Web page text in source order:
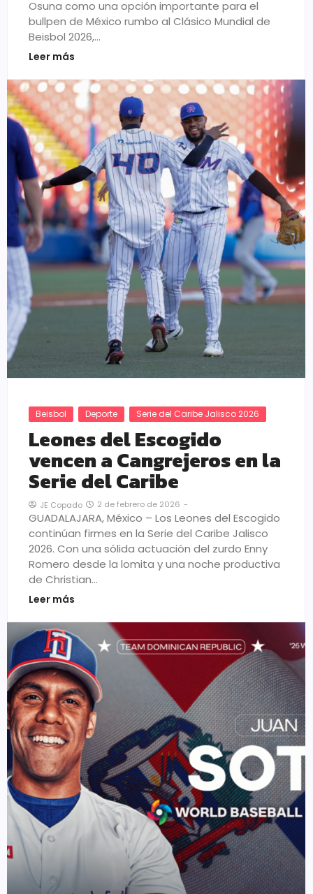
Osuna como una opción importante para el
bullpen de México rumbo al Clásico Mundial de
Beisbol 2026,…
Leer más
Beisbol Deporte Serie del Caribe Jalisco 2026
Leones del Escogido
vencen a Cangrejeros en la
Serie del Caribe
JE Copado 2 de febrero de 2026 -
GUADALAJARA, México – Los Leones del Escogido
continúan firmes en la Serie del Caribe Jalisco
2026. Con una sólida actuación del zurdo Enny
Romero desde la lomita y una noche productiva
de Christian…
Leer más